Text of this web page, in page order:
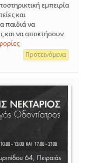
εμπειρία
και
παιδιά να
και να αποκτήσουν
Προτεινόμενα